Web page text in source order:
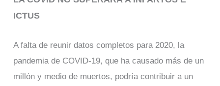
ICTUS
A falta de reunir datos completos para 2020, la
pandemia de COVID-19, que ha causado más de un
millón y medio de muertos, podría contribuir a un